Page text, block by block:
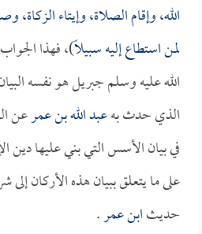
الله، وإقام الصلاة، وإيتاء
لمن استطاع إليه سبيلاً)، فهذا
الله عليه وسلم جبريل هو نفسه
الذي حدث بهعبد الله بن عمرعن
في بيان الأسس التي بني عليها دين
على ما يتعلق ببيان هذه الأركان
حديثابن عمر.